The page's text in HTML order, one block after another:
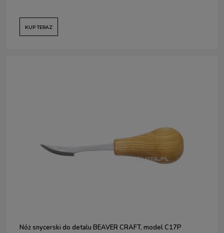
KUP TERAZ
Nóż snycerski do detalu BEAVER CRAFT, model C17P